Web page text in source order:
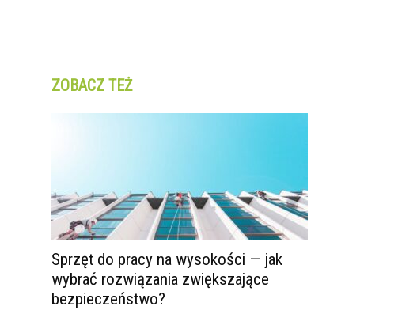
ZOBACZ TEŻ
Sprzęt do pracy na wysokości — jak
wybrać rozwiązania zwiększające
bezpieczeństwo?